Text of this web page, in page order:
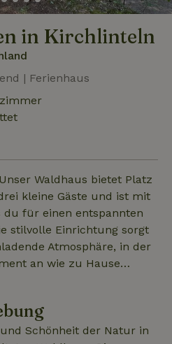
in Kirchlinteln
| Ferienhaus
Waldhaus bietet Platz
kleine Gäste und ist mit
du für einen entspannten
stilvolle Einrichtung sorgt
Atmosphäre, in der
an wie zu Hause
mit
Küche dir die
Mahlzeiten
Schönheit der Natur in